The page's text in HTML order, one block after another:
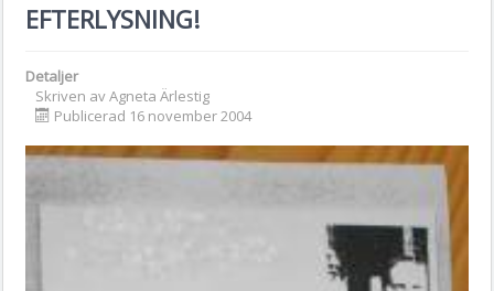
EFTERLYSNING!
Detaljer
Skriven avAgneta Ärlestig
Publicerad 16 november 2004